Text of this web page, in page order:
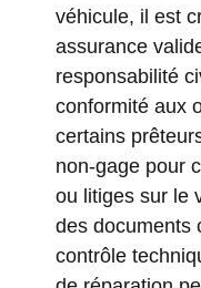
véhicule, il est
assurance
responsabilité
conformité aux
certains
non-gage pour
ou litiges sur le
des documents
contrôle